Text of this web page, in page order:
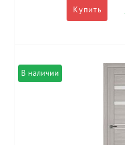
Купить
В наличии